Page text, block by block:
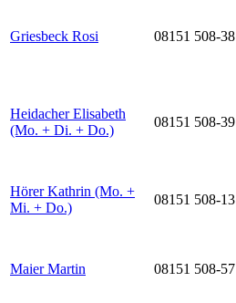
Griesbeck Rosi 08151 508-38
Heidacher Elisabeth
(Mo. + Di. + Do.)
08151 508-39
Hörer Kathrin (Mo. +
Mi. + Do.)
08151 508-13
Maier Martin 08151 508-57